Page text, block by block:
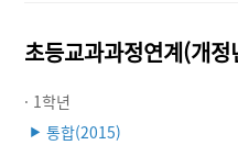
초등교과과정연계(개정
· 1학년
▶ 통합(2015)